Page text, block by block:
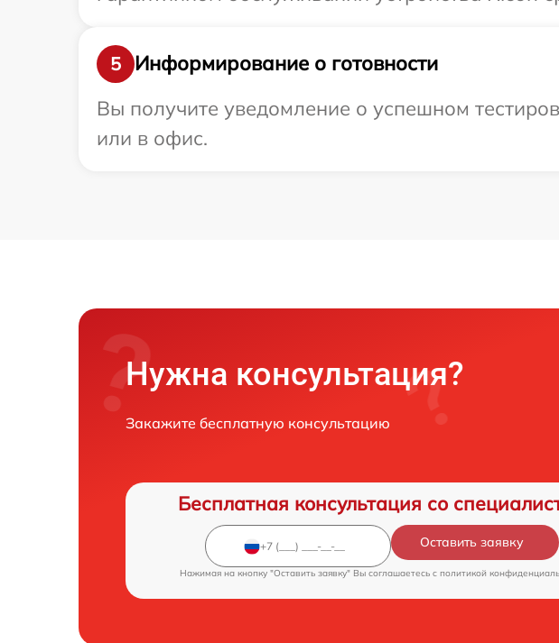
5
Информирование о готовности
Вы получите уведомление о успешном
или в офис.
Нужна консультация?
Закажите бесплатную консультацию
Бесплатная консультация со
Оставить заявку
Нажимая на кнопку "Оставить заявку" Вы соглашаетесь c политикой